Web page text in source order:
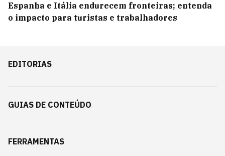
Espanha e Itália endurecem fronteiras; entenda
o impacto para turistas e trabalhadores
EDITORIAS
GUIAS DE CONTEÚDO
FERRAMENTAS